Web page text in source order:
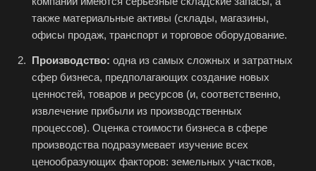
также материальные активы (склады, магазины,
офисы продаж, транспорт и торговое оборудование.
Производство: одна из самых сложных и затратных
сфер бизнеса, предполагающих создание новых
ценностей, товаров и ресурсов (и, соответственно,
извлечение прибыли из производственных
процессов). Оценка стоимости бизнеса в сфере
производства подразумевает изучение всех
ценообразующих факторов: земельных участков,
Апрелевка
Арамиль
Арзамас
Архангельск
Асбест
Асино
Астрахань